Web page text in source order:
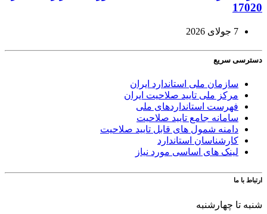
17020
7 جولای 2026
دسترسی سریع
سازمان ملی استاندارد ایران
مرکز ملی تایید صلاحیت ایران
فهرست استانداردهای ملی
سامانه جامع تایید صلاحیت
دامنه شمول های قابل تایید صلاحیت
کارشناسان استاندارد
لینک های اساسی مورد نیاز
ارتباط با ما
شنبه تا چهارشنبه